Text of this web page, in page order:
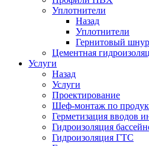
Уплотнители
Назад
Уплотнители
Гернитовый шнур
Цементная
Услуги
Назад
Услуги
Проектирование
Шеф-монтаж по
Герметизация вводов
Гидроизоляция
Гидроизоляция ГТС